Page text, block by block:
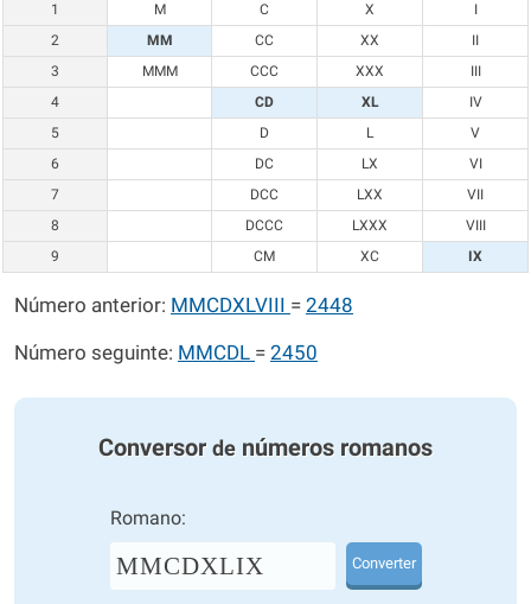
1
M C X
I
2
MM CC XX
II
3
MMM CCC XXX
III
4
CD XL
IV
5
D L
V
6
DC LX
VI
7
DCC LXX
VII
8
DCCC LXXX
VIII
9
CM XC IX
Número anterior: MMCDXLVIII = 2448
Número seguinte: MMCDL = 2450
Conversor de números romanos
Romano:
MMCDXLIX Converter